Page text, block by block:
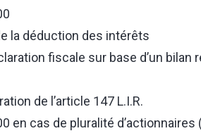
la déduction des intérêts
fiscale sur base d’un bilan
de l’article 147 L.I.R.
en cas de pluralité